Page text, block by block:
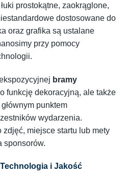
prostokątne, zaokrąglone,
dostosowane do
oraz grafika są ustalane
przy pomocy
bramy
funkcję dekoracyjną, ale także
punktem
wydarzenia.
zdjęć, miejsce startu lub mety
sponsorów.
i Jakość